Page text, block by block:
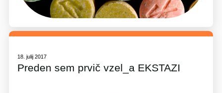
18. julij 2017
Preden sem prvič vzel_a EKSTAZI